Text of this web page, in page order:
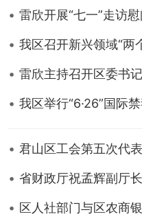
雷欣开展“七一”走访
我区召开新兴领域“两
雷欣主持召开区委书
我区举行“6·26”国际
君山区工会第五次代
省财政厅祝孟辉副厅
区人社部门与区农商